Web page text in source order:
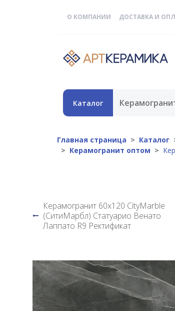
О КОМПАНИИ ДОСТАВКА И
Каталог
Главная страница Каталог
Керамогранит оптом
Керамогранит 60х120 CityMarble
(СитиМарбл) Статуарио Венато
Лаппато R9 Ректификат